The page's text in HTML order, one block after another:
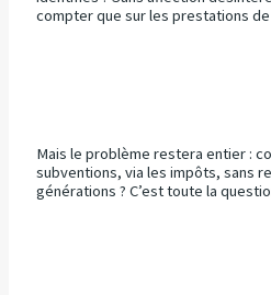
compter que sur les prestations
Mais le problème restera entier :
subventions, via les impôts, sans
générations ? C’est toute la